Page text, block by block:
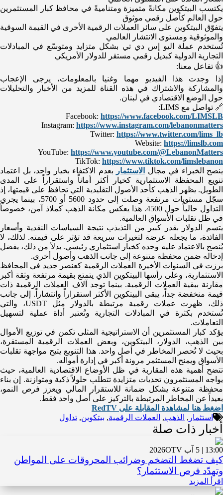
يكتسب البيتكوين مكانةً متميزة ومتناميةً في محافظ كبار المستثمرين
حول العالم كأصل رقمي موثوق
يتفوّق البيتكوين على سائر العملات الرقمية الأخرى في القيمة السوقية
والموثوقية ومستوى الانتشار العالمي
تُستخدم عملة اليو إس دي تي بشكل متزايد ومتوسّع في المبادلات
التجارية الدولية كبديل رقمي مستقر للدولار الأمريكي
👍 تفاعل معنا:
إذا وجدت هذا الفيديو مهما وغنيا بالمعلومات، يرجى الإعجاب
والمشاركة والاشتراك في هذه القناة للمزيد من الأخبار والتحليلات
حول الوضع الاقتصادي في لبنان.
🔗 تواصل مع LIMS:
Facebook: https://www.facebook.com/LIMSLB
Instagram: https://www.instagram.com/lebanonmatters
Twitter: https://www.twitter.com/lims_lb
Website: https://limslb.com
YouTube: https://www.youtube.com/@LebanonMatters
TikTok: https://www.tiktok.com/limslebanon
ينصح الخبراء في مجال
الاستثمار
بعدم الاكتفاء بخيار واحد، بل اعتماد
تنويع المحفظة الاستثمارية كخيار أكثر أماناً واستقراراً على المدى
الطويل. يظهر الذهب كأحد الأصول التقليدية التي تحافظ على قيمتها، إذ
سجّل مستويات مرتفعة وصلت إلى حدود 5600 أو 5700، بينما يجري
التداول حالياً حول 4500. هذا يعكس مكانة الذهب كملاذ آمن، خصوصاً
في ظل تقلبات الأسواق العالمية.
يتسم الدولار بقدر كبير من التذبذب نتيجة السياسات النقدية وأسعار
الفائدة، ما يجعله عرضة لتغيرات سريعة قد تؤثر على قيمته. لذلك، لا
يُنصح بالاعتماد عليه وحده كخيار استثماري رئيسي. بدلاً من ذلك، يفضل
إدخاله ضمن محفظة متنوعة إلى جانب الذهب وأصول أخرى.
برزت في السنوات الأخيرة العملات الرقمية كعنصر جديد في المحافظ
الاستثمارية، وعلى رأسها البيتكوين الذي يتمتع بقيمة مرتفعة وثقة أكبر
مقارنة ببقية العملات الرقمية. بينما توجد آلاف العملات الرقمية ذات
قيمة منخفضة جداً، يبقى البيتكوين الأكثر استقراراً وانتشاراً. إلى جانب
ذلك، ظهرت عملات رقمية مرتبطة بالدولار مثلUSDT، والتي
تُستخدم بكثرة في المبادلات التجارية وتُعتبر أداة عملية لتسهيل
التعاملات.
يؤكد كبار المستثمرين أن الاستراتيجية المثلى تكمن في توزيع الأموال
بين الذهب، الدولار، البيتكوين، وبعض العملات الرقمية المستقرة،
بحيث لا تُحصر المخاطر في أصل واحد. هذا التنويع يتيح مواجهة تقلبات
الأسواق ويمنح المستثمر مرونة أكبر في إدارة أمواله.
تتضح أهمية هذه المقاربة في ظل الأوضاع الاقتصادية العالمية، حيث
يواجه المستثمرون تحديات متزايدة تتطلب حلولاً ذكية ومتوازنة. إن بناء
محفظة متنوعة يشكل ضمانة للاستقرار المالي ويعزز فرص النمو،
بعيداً عن المخاطر المرتبطة بالتركيز على أصل واحد فقط.
اضغط هنا لمشاهدة المقابلة على RedTV
استثمار , الذهب, العملات الرقمية, بيتكوين, تداول
أخبار ذات صلة
13:00 | 5 آب 2026 OTV
كيف تضغط التضخم وضرائب المحروقات على المواطن
وتهدّد فرص الاستثمار؟
اقرأ المزيد